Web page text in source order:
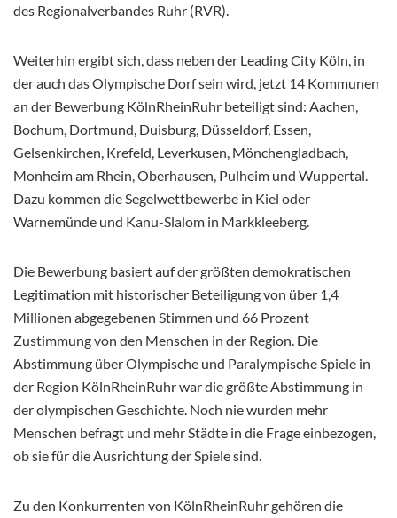
des Regionalverbandes Ruhr (RVR).
Weiterhin ergibt sich, dass neben der Leading City Köln, in
der auch das Olympische Dorf sein wird, jetzt 14 Kommunen
an der Bewerbung KölnRheinRuhr beteiligt sind: Aachen,
Bochum, Dortmund, Duisburg, Düsseldorf, Essen,
Gelsenkirchen, Krefeld, Leverkusen, Mönchengladbach,
Monheim am Rhein, Oberhausen, Pulheim und Wuppertal.
Dazu kommen die Segelwettbewerbe in Kiel oder
Warnemünde und Kanu-Slalom in Markkleeberg.
Die Bewerbung basiert auf der größten demokratischen
Legitimation mit historischer Beteiligung von über 1,4
Millionen abgegebenen Stimmen und 66 Prozent
Zustimmung von den Menschen in der Region. Die
Abstimmung über Olympische und Paralympische Spiele in
der Region KölnRheinRuhr war die größte Abstimmung in
der olympischen Geschichte. Noch nie wurden mehr
Menschen befragt und mehr Städte in die Frage einbezogen,
ob sie für die Ausrichtung der Spiele sind.
Zu den Konkurrenten von KölnRheinRuhr gehören die